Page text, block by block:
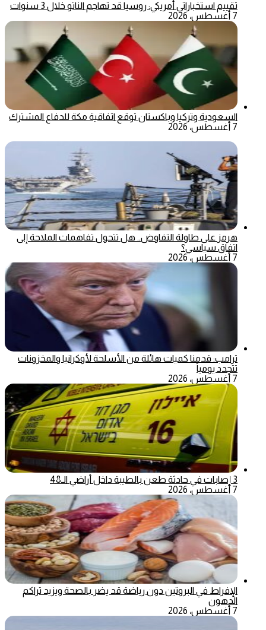
تقييم استخباراتي أمريكي: روسيا قد تهاجم الناتو خلال 3 سنوات
7 أغسطس، 2026
السعودية وتركيا وباكستان توقع اتفاقية مكة للدفاع المشترك
7 أغسطس، 2026
هرمز على طاولة التفاوض.. هل تتحول تفاهمات الملاحة إلى
اتفاق سياسي؟
7 أغسطس، 2026
ترامب: قدمنا كميات هائلة من الأسلحة لأوكرانيا والمخزونات
تتجدد يومياً
7 أغسطس، 2026
3 إصابات في حادثة طعن بالطيبة داخل أراضي الـ48
7 أغسطس، 2026
الإفراط في البروتين دون رياضة قد يضر بالصحة ويزيد تراكم
الدهون
7 أغسطس، 2026